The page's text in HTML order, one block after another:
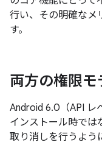
行い、その明確なメ
す。
両方の権限モ
Android 6.0（API レ
インストール時では
取り消しを行うよう